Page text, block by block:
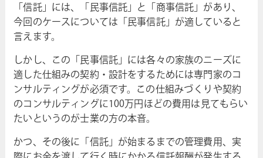
「信託」には、「民事信託」と「商事信託」があり、
今回のケースについては「民事信託」が適していると
言えます。
しかし、この「民事信託」には各々の家族のニーズに
適した仕組みの契約・設計をするためには専門家のコ
ンサルティングが必須です。この仕組みづくりや契約
のコンサルティングに100万円ほどの費用は見てもらい
たいというのが士業の方の本音。
かつ、その後に「信託」が始まるまでの管理費用、実